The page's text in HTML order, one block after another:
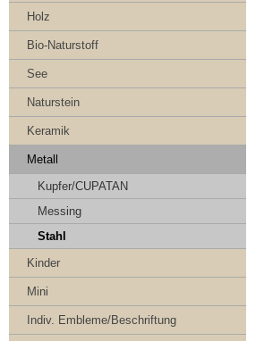
Holz
Bio-Naturstoff
See
Naturstein
Keramik
Metall
Kupfer/CUPATAN
Messing
Stahl
Kinder
Mini
Indiv. Embleme/Beschriftung